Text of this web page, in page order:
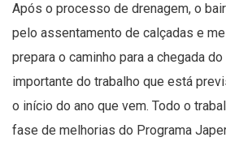
Após o processo de drenagem, o
pelo assentamento de calçadas e
prepara o caminho para a chegada
importante do trabalho que está
o início do ano que vem. Todo o
fase de melhorias do Programa